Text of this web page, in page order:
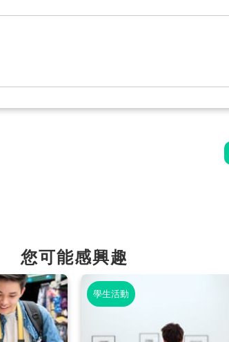
您可能感興趣
學生活動